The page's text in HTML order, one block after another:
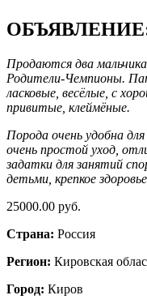
Продаются два
Родители-Чемпионы.
ласковые, весёлые, с
привитые, клеймёные.
Порода очень удобна
очень простой уход,
задатки для занятий
детьми, крепкое
25000.00 руб.
Страна: Россия
Регион: Кировская
Город: Киров